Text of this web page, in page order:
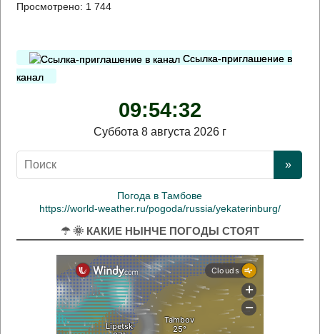
Просмотрено: 1 744
Ссылка-приглашение в
канал
09:54:33
Суббота 8 августа 2026 г
Погода в Тамбове
https://world-weather.ru/pogoda/russia/yekaterinburg/
☂ 🌞 КАКИЕ НЫНЧЕ ПОГОДЫ СТОЯТ